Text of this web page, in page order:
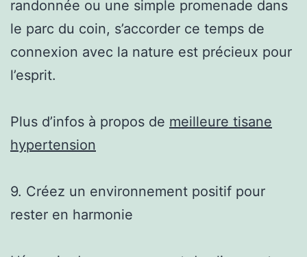
randonnée ou une simple promenade dans
le parc du coin, s’accorder ce temps de
connexion avec la nature est précieux pour
l’esprit.
Plus d’infos à propos de meilleure tisane
hypertension
9. Créez un environnement positif pour
rester en harmonie